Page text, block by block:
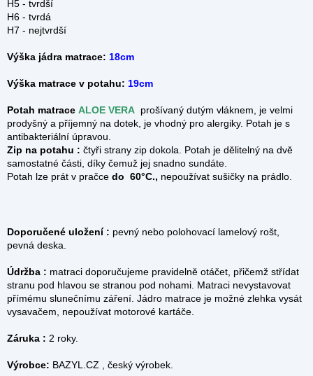
H5 - tvrdší
H6 - tvrdá
H7 - nejtvrdší
Výška jádra matrace: 18cm
Výška matrace v potahu: 19cm
Potah matrace ALOE VERA prošívaný dutým vláknem, je velmi
prodyšný a příjemný na dotek, je vhodný pro alergiky. Potah je s
antibakteriální úpravou.
Zip na potahu : čtyři strany zip dokola.
Potah je dělitelný na dvě
samostatné části, díky čemuž jej snadno sundáte.
Potah lze prát v pračce do 60°C., nepoužívat sušičky na prádlo.
Doporučené uložení : pevný nebo polohovací lamelový rošt,
pevná deska.
Údržba : matraci doporučujeme pravidelně otáčet, přičemž střídat
stranu pod hlavou se stranou pod nohami. Matraci nevystavovat
přímému slunečnímu záření. Jádro matrace je možné zlehka vysát
vysavačem, nepoužívat motorové kartáče.
Záruka : 2 roky.
Výrobce: BAZYL.CZ , český výrobek.